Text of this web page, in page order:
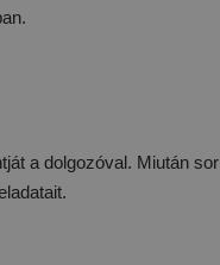
a dolgozóval. Miután sor